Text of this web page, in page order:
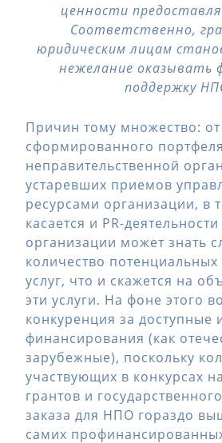
ценности
Соответственно,
юридическим лицам
нежелание оказывать
поддержку
Причин тому множество:
сформированного
неправительственной
устаревших приемов
ресурсами организации, в
касается и PR-
организации может знать
количество потенциальных
услуг, что и скажется на
эти услуги. На фоне этого
конкуренция за доступные
финансирования (как
зарубежные), поскольку
участвующих в конкурсах
грантов и
заказа для НПО гораздо
самих